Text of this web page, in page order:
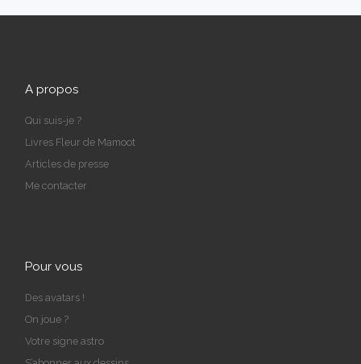
A propos
Qui suis-je ?
Livres Fleur de Mamoot
Articles de presse
Me contacter
Pour vous
Des avatars !
On joue ?
Votre signe astro